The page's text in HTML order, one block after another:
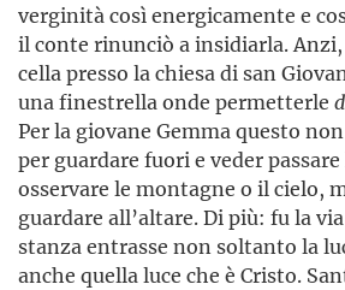
verginità così energicamente e
il conte rinunciò a insidiarla.
cella presso la chiesa di san
una finestrella onde permetterle
Per la giovane Gemma questo
per guardare fuori e veder
osservare le montagne o il cielo,
guardare all’altare. Di più: fu la
stanza entrasse non soltanto la
anche quella luce che è Cristo.